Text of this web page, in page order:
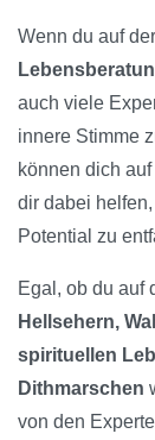
Wenn du auf
auch viele
innere Stimme
können dich
dir dabei
Potential zu
Egal, ob du auf
Hellsehern,
spirituellen
Dithmarschen
von den